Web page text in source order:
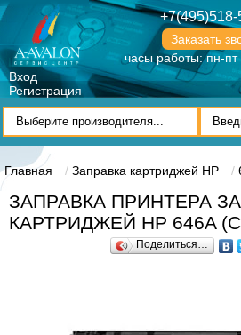
+7(495)518-
Заказать
часы работы: пн-
Вход
Регистрация
Главная Заправка картриджей HP
ЗАПРАВКА ПРИНТЕРА
КАРТРИДЖЕЙ HP 646A
Поделиться…